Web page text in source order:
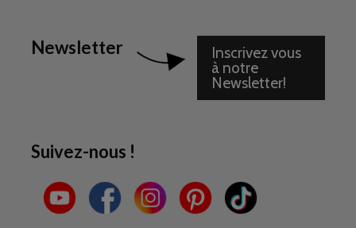
Newsletter
Inscrivez vous
à notre
Newsletter!
Suivez-nous !